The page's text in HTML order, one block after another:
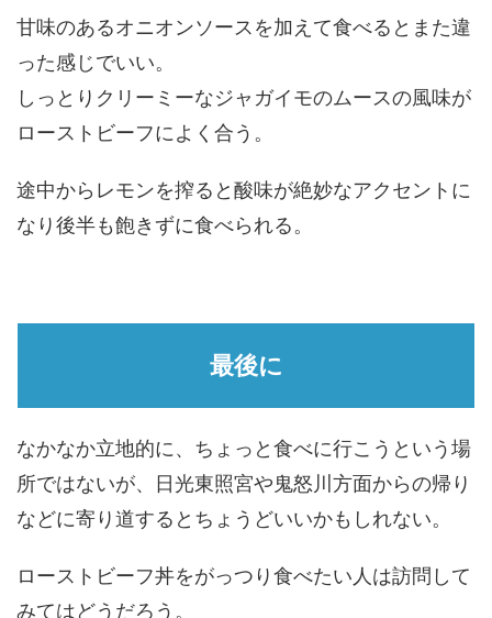
甘味のあるオニオンソースを加えて食べるとまた違
った感じでいい。
しっとりクリーミーなジャガイモのムースの風味が
ローストビーフによく合う。
途中からレモンを搾ると酸味が絶妙なアクセントに
なり後半も飽きずに食べられる。
最後に
なかなか立地的に、ちょっと食べに行こうという場
所ではないが、日光東照宮や鬼怒川方面からの帰り
などに寄り道するとちょうどいいかもしれない。
ローストビーフ丼をがっつり食べたい人は訪問して
みてはどうだろう。